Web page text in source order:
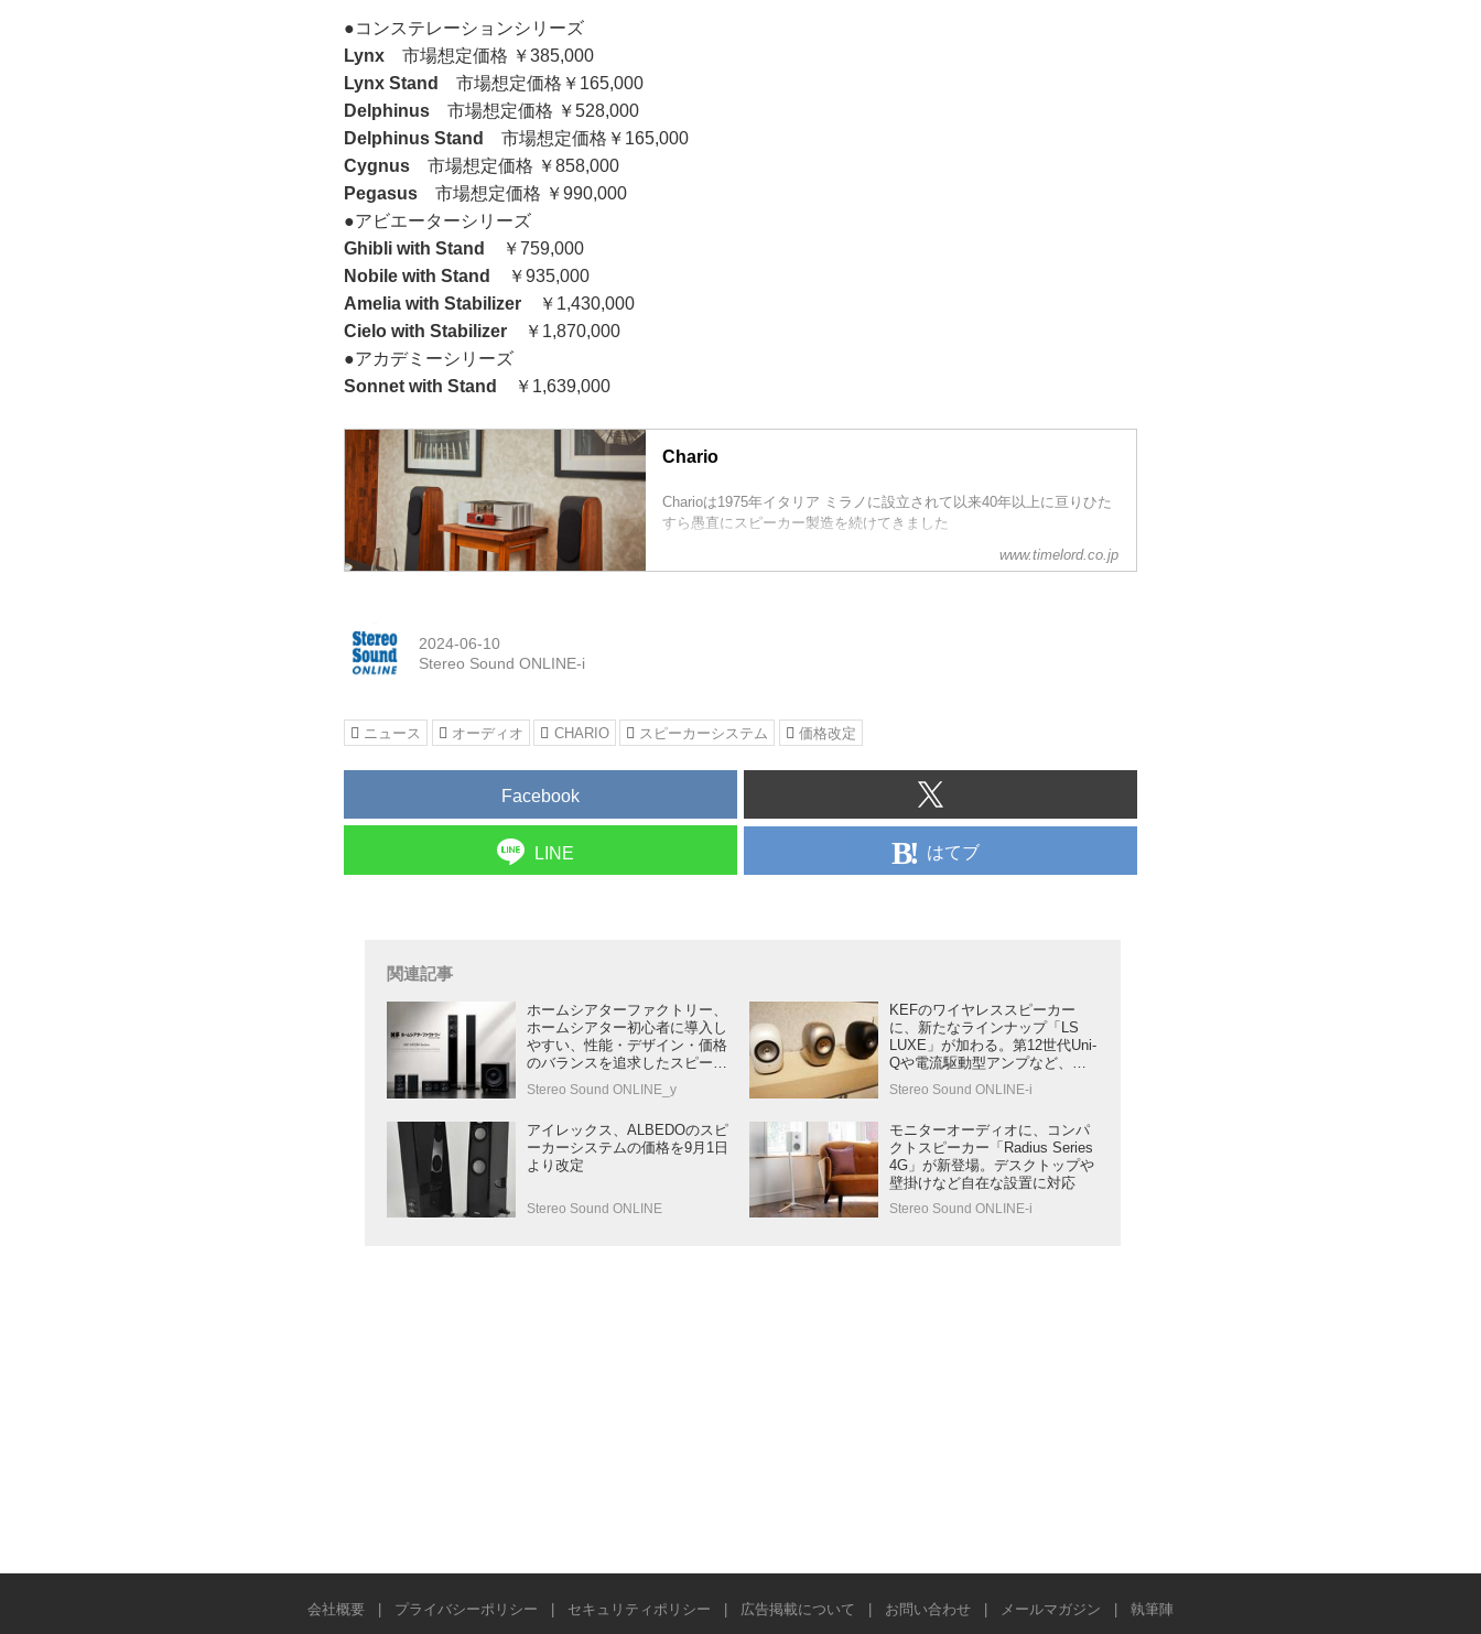
●コンステレーションシリーズ
Lynx 市場想定価格 ￥385,000
Lynx Stand
市場想定価格￥165,000
Delphinus 市場想定価格 ￥528,000
Delphinus Stand
市場想定価格￥165,000
Cygnus 市場想定価格 ￥858,000
Pegasus 市場想定価格 ￥990,000
●アビエーターシリーズ
Ghibli with Stand
￥759,000
Nobile with Stand
￥935,000
Amelia with Stabilizer ￥1,430,000
Cielo with Stabilizer ￥1,870,000
●アカデミーシリーズ
Sonnet with Stand
￥1,639,000
Chario
Charioは1975年イタリア ミラノに設立されて以来40年以上に亘りひた
すら愚直にスピーカー製造を続けてきました
www.timelord.co.jp
2024-06-10
Stereo Sound ONLINE-i
ニュース オーディオ CHARIO スピーカーシステム 価格改定
Facebook
LINE はてブ
関連記事
ホームシアターファクトリー、
ホームシアター初心者に導入し
やすい、性能・デザイン・価格
のバランスを追求したスピーカ
ーシステム「HF-SP250シリー
ズ」を発売
Stereo Sound ONLINE_y
KEFのワイヤレススピーカー
に、新たなラインナップ「LS
LUXE」が加わる。第12世代Uni-
Qや電流駆動型アンプなど、ア
クティブスピーカーのための新
技術を満載
Stereo Sound ONLINE-i
アイレックス、ALBEDOのスピ
ーカーシステムの価格を9月1日
より改定
Stereo Sound ONLINE
モニターオーディオに、コンパ
クトスピーカー「Radius Series
4G」が新登場。デスクトップや
壁掛けなど自在な設置に対応
Stereo Sound ONLINE-i
会社概要 プライバシーポリシー セキュリティポリシー 広告掲載について お問い合わせ メールマガジン 執筆陣